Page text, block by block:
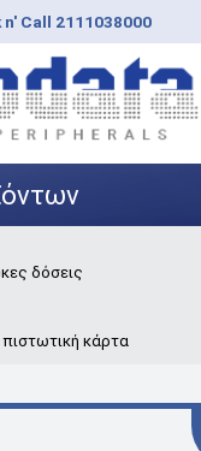
n' Call 2111038000
δόσεις
κάρτα